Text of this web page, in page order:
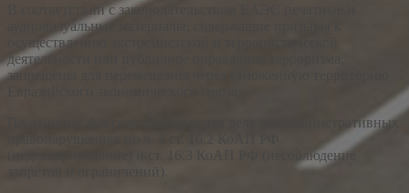
В соответствии с законодательством ЕАЭС печатные и
аудиовизуальные материалы, содержащие призывы к
осуществлению экстремистской и террористической
деятельности или публичное оправдание терроризма,
запрещены для перемещения через таможенную территорию
По данному факту возбуждено два дела об административных
(недекларирование) и ст. 16.3 КоАП РФ (несоблюдение